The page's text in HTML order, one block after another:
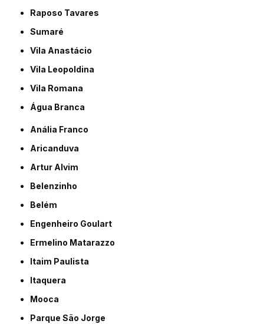
Raposo Tavares
Sumaré
Vila Anastácio
Vila Leopoldina
Vila Romana
Água Branca
Anália Franco
Aricanduva
Artur Alvim
Belenzinho
Belém
Engenheiro Goulart
Ermelino Matarazzo
Itaim Paulista
Itaquera
Mooca
Parque São Jorge